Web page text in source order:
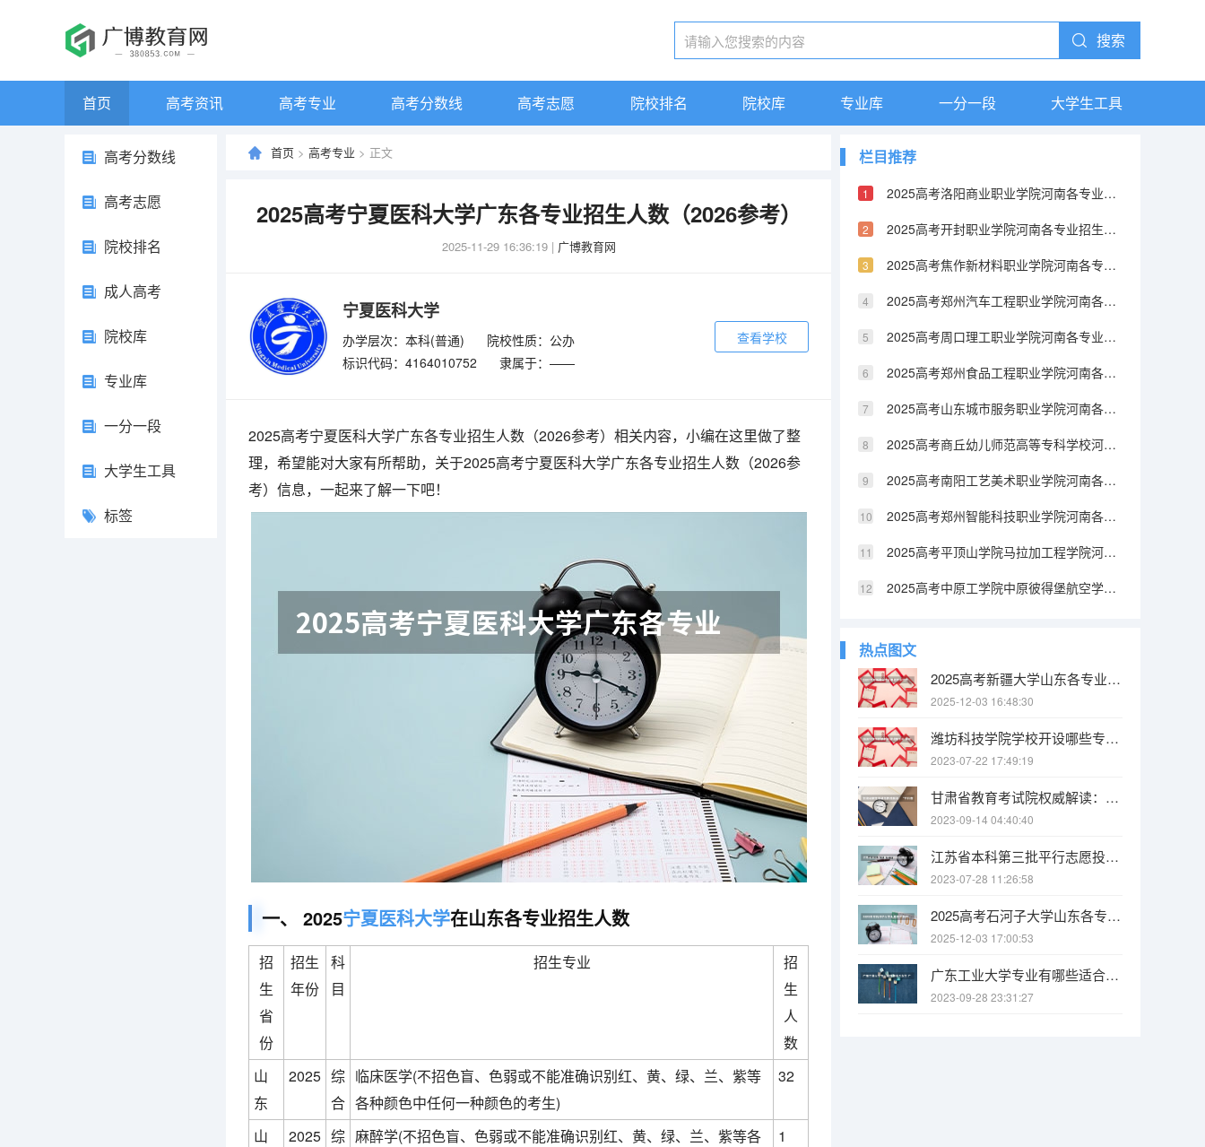
搜索
首页 高考资讯 高考专业 高考分数线 高考志愿 院校排名 院校库 专业库 一分一段 大学生工具
高考分数线
高考志愿
院校排名
成人高考
院校库
专业库
一分一段
大学生工具
标签
首页 > 高考专业 > 正文
2025高考宁夏医科大学广东各专业招生人数（2026参考）
2025-11-29 16:36:19 | 广博教育网
宁夏医科大学
办学层次：本科(普通)
院校性质：公办
标识代码：4164010752
隶属于：——
查看学校
2025高考宁夏医科大学广东各专业招生人数（2026参考）相关内容，小编在这里做了整
理，希望能对大家有所帮助，关于2025高考宁夏医科大学广东各专业招生人数（2026参
考）信息，一起来了解一下吧！
一、 2025宁夏医科大学在山东各专业招生人数
招
生
省
份
招生
年份
科
目
招生专业
招
生
人
数
山
东
2025 综
合
临床医学(不招色盲、色弱或不能准确识别红、黄、绿、兰、紫等
各种颜色中任何一种颜色的考生)
32
山
2025 综 麻醉学(不招色盲、色弱或不能准确识别红、黄、绿、兰、紫等各
1
栏目推荐
2025高考洛阳商业职业学院河南各专业招生人数（2026参考）
2025高考开封职业学院河南各专业招生人数（2026参考）
2025高考焦作新材料职业学院河南各专业招生人数（2026参考）
2025高考郑州汽车工程职业学院河南各专业招生人数（2026参考）
2025高考周口理工职业学院河南各专业招生人数（2026参考）
2025高考郑州食品工程职业学院河南各专业招生人数（2026参考）
2025高考山东城市服务职业学院河南各专业招生人数（2026参考）
2025高考商丘幼儿师范高等专科学校河南各专业招生人数（2026参考）
2025高考南阳工艺美术职业学院河南各专业招生人数（2026参考）
2025高考郑州智能科技职业学院河南各专业招生人数（2026参考）
2025高考平顶山学院马拉加工程学院河南各专业招生人数（2026参考）
2025高考中原工学院中原彼得堡航空学院河南各专业招生人数（2026参考）
热点图文
2025高考新疆大学山东各专业招生人数（2026参考）
2025-12-03 16:48:30
潍坊科技学院学校开设哪些专业 潍坊科技学院王牌专业推荐
2023-07-22 17:49:19
甘肃省教育考试院权威解读：“平行志愿”如何录取 江苏省高职(专科)统招批次平行志愿投档线(文科)
2023-09-14 04:40:40
江苏省本科第三批平行志愿投档线（文科） “平行志愿”非“平等志愿” 两个原则要注意
2023-07-28 11:26:58
2025高考石河子大学山东各专业招生人数（2026参考）
2025-12-03 17:00:53
广东工业大学专业有哪些适合女生 广东工业大学专业推荐
2023-09-28 23:31:27